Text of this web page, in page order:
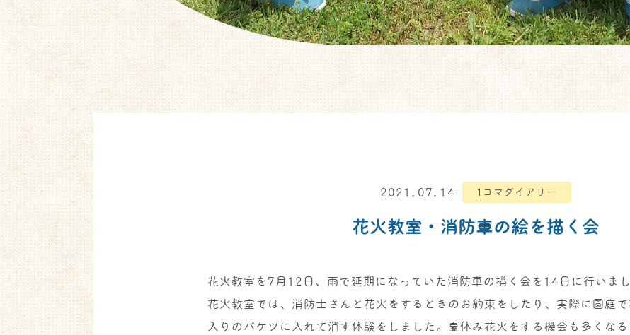
2021.07.14 1コマダイアリー
花火教室・消防車の絵を描く会
花火教室を7月12日、雨で延期になっていた消防車の描く会を14日に行いまし
花火教室では、消防士さんと花火をするときのお約束をしたり、実際に園庭
入りのバケツに入れて消す体験をしました。夏休み花火をする機会も多くなる